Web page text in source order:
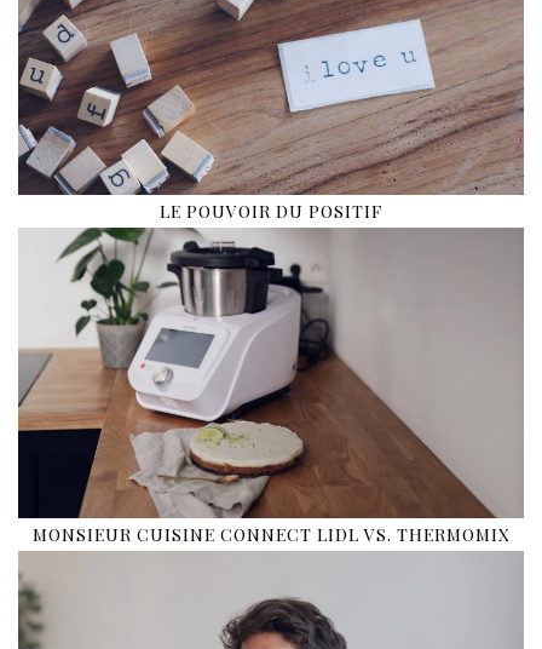
LE POUVOIR DU POSITIF
MONSIEUR CUISINE CONNECT LIDL VS. THERMOMIX